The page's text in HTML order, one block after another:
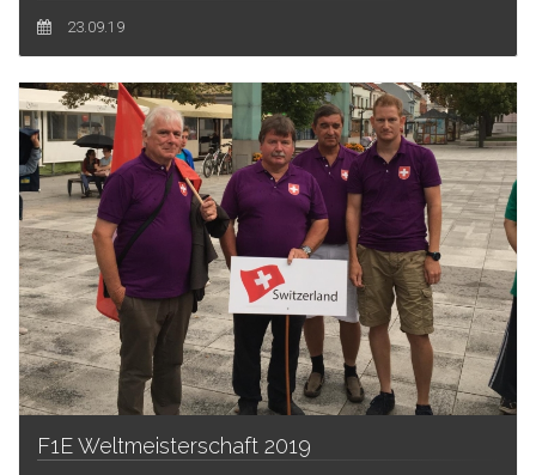
23.09.19
F1E Weltmeisterschaft 2019